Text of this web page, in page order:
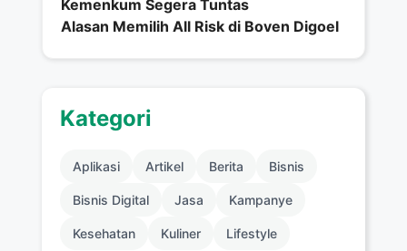
Kemenkum Segera Tuntas
Alasan Memilih All Risk di Boven Digoel
Kategori
Aplikasi Artikel Berita Bisnis
Bisnis Digital Jasa Kampanye
Kesehatan Kuliner Lifestyle